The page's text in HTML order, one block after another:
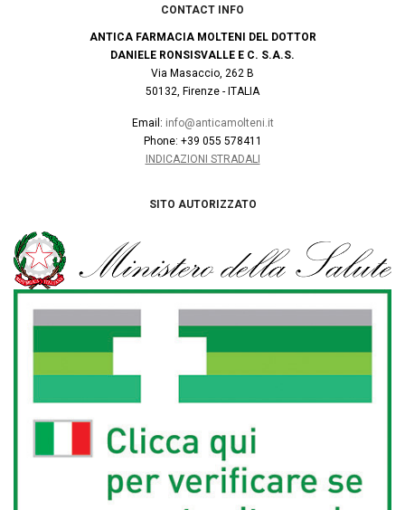
CONTACT INFO
ANTICA FARMACIA MOLTENI DEL DOTTOR
DANIELE RONSISVALLE E C. S.A.S.
Via Masaccio, 262 B
50132, Firenze - ITALIA
Email: info@anticamolteni.it
Phone: +39 055 578411
INDICAZIONI STRADALI
SITO AUTORIZZATO